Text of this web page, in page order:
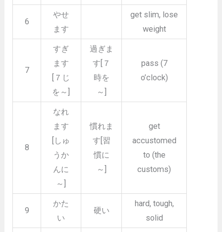
6
やせ
ます
get slim, lose
weight
7
すぎ
ます
[７じ
を～]
過ぎま
す[７
時を
～]
pass (7
o’clock)
8
なれ
ます
[しゅ
うか
んに
～]
慣れま
す[習
慣に
～]
get
accustomed
to (the
customs)
9
かた
い
硬い
hard, tough,
solid